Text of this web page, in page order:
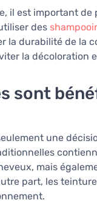
il est important de
des
la durabilité de la
la décoloration
sont
une
mais
part, les